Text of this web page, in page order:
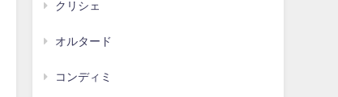
クリシェ
オルタード
コンディミ